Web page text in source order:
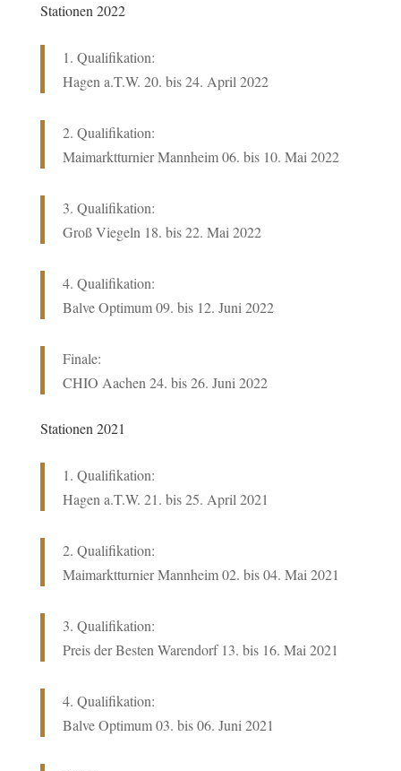
Stationen 2022
1. Qualifikation:
Hagen a.T.W. 20. bis 24. April 2022
2. Qualifikation:
Maimarktturnier Mannheim 06. bis 10. Mai 2022
3. Qualifikation:
Groß Viegeln 18. bis 22. Mai 2022
4. Qualifikation:
Balve Optimum 09. bis 12. Juni 2022
Finale:
CHIO Aachen 24. bis 26. Juni 2022
Stationen 2021
1. Qualifikation:
Hagen a.T.W. 21. bis 25. April 2021
2. Qualifikation:
Maimarktturnier Mannheim 02. bis 04. Mai 2021
3. Qualifikation:
Preis der Besten Warendorf 13. bis 16. Mai 2021
4. Qualifikation:
Balve Optimum 03. bis 06. Juni 2021